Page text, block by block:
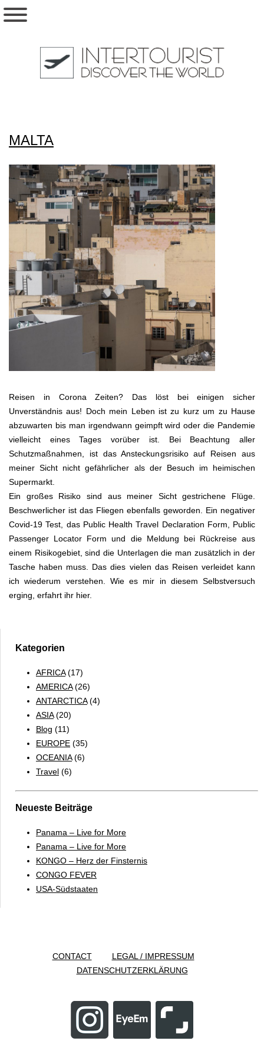
MALTA
Reisen in Corona Zeiten? Das löst bei einigen sicher
Unverständnis aus! Doch mein Leben ist zu kurz um zu Hause
abzuwarten bis man irgendwann geimpft wird oder die Pandemie
vielleicht eines Tages vorüber ist. Bei Beachtung aller
Schutzmaßnahmen, ist das Ansteckungsrisiko auf Reisen aus
meiner Sicht nicht gefährlicher als der Besuch im heimischen
Supermarkt.
Ein großes Risiko sind aus meiner Sicht gestrichene Flüge.
Beschwerlicher ist das Fliegen ebenfalls geworden. Ein negativer
Covid-19 Test, das Public Health Travel Declaration Form, Public
Passenger Locator Form und die Meldung bei Rückreise aus
einem Risikogebiet, sind die Unterlagen die man zusätzlich in der
Tasche haben muss. Das dies vielen das Reisen verleidet kann
ich wiederum verstehen. Wie es mir in diesem Selbstversuch
erging, erfahrt ihr hier.
Kategorien
AFRICA(17)
AMERICA(26)
ANTARCTICA(4)
ASIA(20)
Blog (11)
EUROPE (35)
OCEANIA(6)
Travel (6)
Neueste Beiträge
Panama – Live for More
Panama – Live for More
KONGO – Herz der Finsternis
CONGO FEVER
USA-Südstaaten
CONTACT
LEGAL / IMPRESSUM
DATENSCHUTZERKLÄRUNG